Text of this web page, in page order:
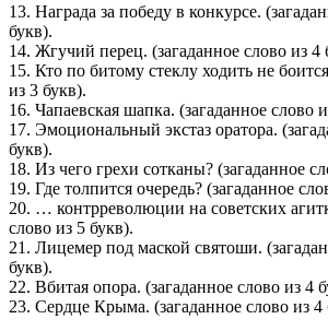
13. Награда за победу в конкурсе.
букв).
14. Жгучий перец. (загаданное слово из 4
15. Кто по битому стеклу ходить не
из 3 букв).
16. Чапаевская шапка. (загаданное слово
17. Эмоциональный экстаз оратора.
букв).
18. Из чего грехи сотканы? (загаданное
19. Где толпится очередь? (загаданное
20. … контрреволюции на советских
слово из 5 букв).
21. Лицемер под маской святоши.
букв).
22. Вбитая опора. (загаданное слово из 4
23. Сердце Крыма. (загаданное слово из 4